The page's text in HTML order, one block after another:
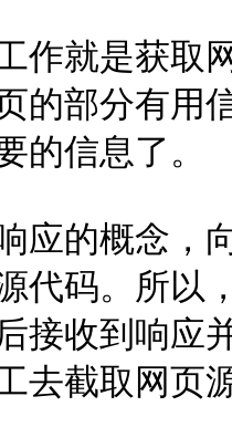
作就是获取
的部分有用
的信息了。
应的概念，
代码。所以
接收到响应
去截取网页